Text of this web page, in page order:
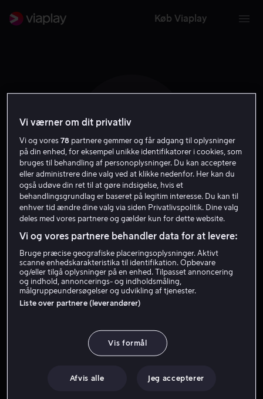
Køb Viaplay
I H
Isabelle Hertogh
Skuespiller
Vi værner om dit privatliv
Vi og vores78 partnere gemmer og får adgang til oplysninger
på din enhed, for eksempel unikke identifikatorer i cookies, som
bruges til behandling af personoplysninger. Du kan acceptere
eller administrere dine valg ved at klikke nedenfor. Her kan du
også udøve din ret til at gøre indsigelse, hvis et
behandlingsgrundlag er baseret på legitim interesse. Du kan til
enhver tid ændre dine valg via siden Privatlivspolitik. Dine valg
deles med vores partnere og gælder kun for dette website.
Vi og vores partnere behandler data for at levere:
Bruge præcise geografiske placeringsoplysninger. Aktivt
scanne enhedskarakteristika til identifikation. Opbevare
og/eller tilgå oplysninger på en enhed. Tilpasset annoncering
og indhold, annoncerings- og indholdsmåling,
målgruppeundersøgelser og udvikling af tjenester.
Liste over partnere (leverandører)
Vis formål
Afvis alle Jeg accepterer